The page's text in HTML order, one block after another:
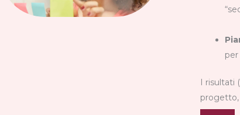
I risultati (
progetto,